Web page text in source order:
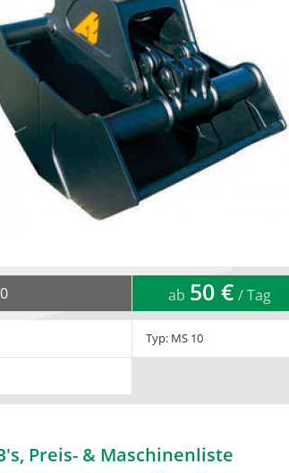
ab 50 € / Tag
Typ: MS 10
Preis- & Maschinenliste